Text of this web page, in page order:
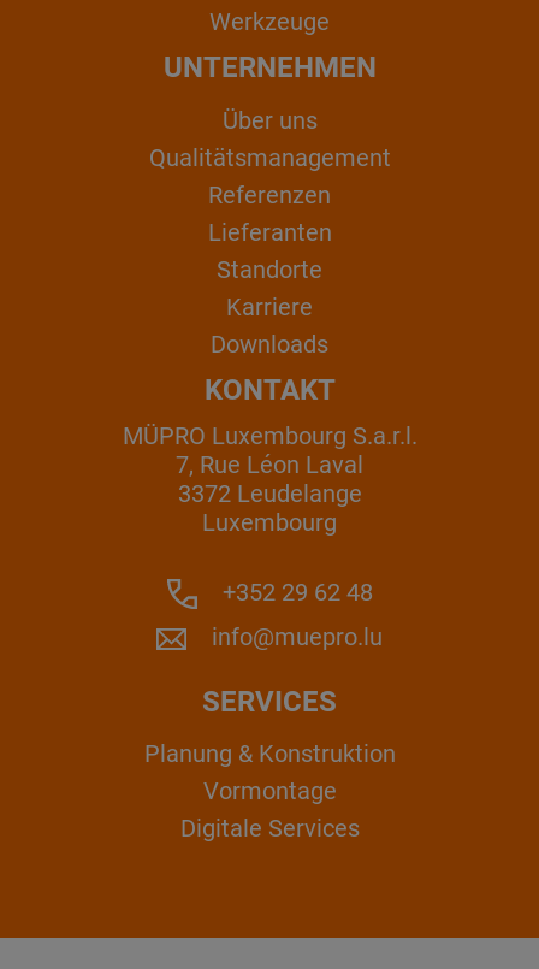
Werkzeuge
UNTERNEHMEN
Über uns
Qualitätsmanagement
Referenzen
Lieferanten
Standorte
Karriere
Downloads
KONTAKT
MÜPRO Luxembourg S.a.r.l.
7, Rue Léon Laval
3372 Leudelange
Luxembourg
+352 29 62 48
info@muepro.lu
SERVICES
Planung & Konstruktion
Vormontage
Digitale Services